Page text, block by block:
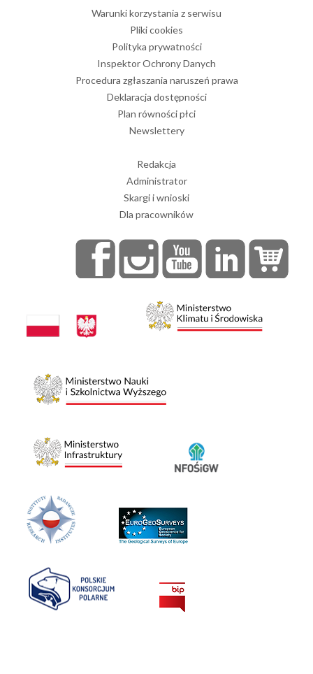
Warunki korzystania z serwisu
Pliki cookies
Polityka prywatności
Inspektor Ochrony Danych
Procedura zgłaszania naruszeń prawa
Deklaracja dostępności
Plan równości płci
Newslettery
Redakcja
Administrator
Skargi i wnioski
Dla pracowników